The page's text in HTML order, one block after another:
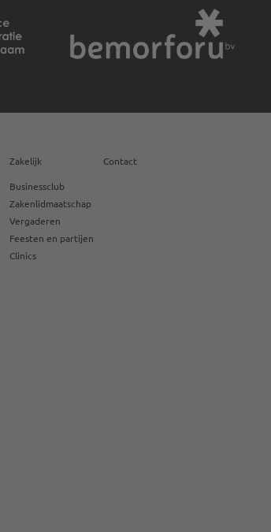
Zakelijk
Businessclub
Zakenlidmaatschap
Vergaderen
Feesten en partijen
Clinics
Contact